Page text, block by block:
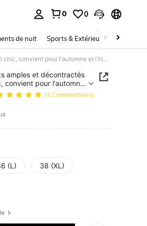
0 0
de nuit Sports & Extérieur Enfants
Livesso Jeans droits amples et décontractés pour femmes, style casual chic, convient pour l'automne et l'hiver
amples et décontractés
convient pour l'automne
(3 Commentaires)
(L) 38 (XL)